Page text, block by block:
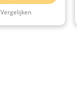
Vergelijken